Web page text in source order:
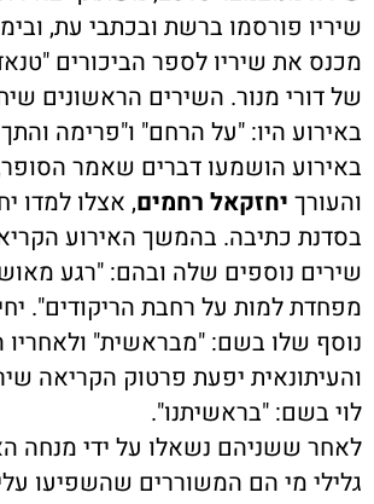
שיריו פורסמו ברשת ובכתבי עת,
מכנס את שיריו לספר הביכורים
של דורי מנור. השירים הראשונים
באירוע היו: "על הרחם" ו"פרימה
באירוע הושמעו דברים שאמר
והעורך יחזקאל רחמים, אצלו למדו
בסדנת כתיבה. בהמשך האירוע
שירים נוספים שלה ובהם: "רגע
מפחדת למות על רחבת הריקודים".
נוסף שלו בשם: "מבראשית"
והעיתונאית יפעת פרטוק הקריאה
לוי בשם: "בראשיתנו".
לאחר ששניהם נשאלו על ידי מנחה
גלילי מי הם המשוררים שהשפיעו